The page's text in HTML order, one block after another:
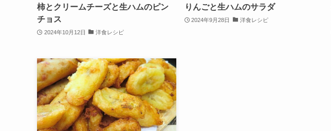
柿とクリームチーズと生ハムのピン
チョス
2024年10月12日 洋食レシピ
りんごと生ハムのサラダ
2024年9月28日 洋食レシピ